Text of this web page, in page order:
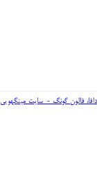
فالون گونگ - سایت مینگهویی